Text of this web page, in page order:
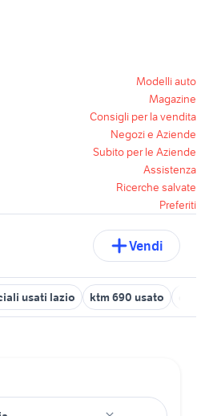
Modelli auto
Magazine
Consigli per la vendita
Negozi e Aziende
Subito per le Aziende
Assistenza
Ricerche salvate
Preferiti
Vendi
usati lazio ktm 690 usato